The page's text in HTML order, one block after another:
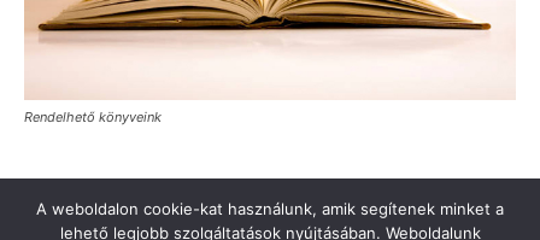
Rendelhető könyveink
A weboldalon cookie-kat használunk, amik segítenek minket a
lehető legjobb szolgáltatások nyújtásában. Weboldalunk